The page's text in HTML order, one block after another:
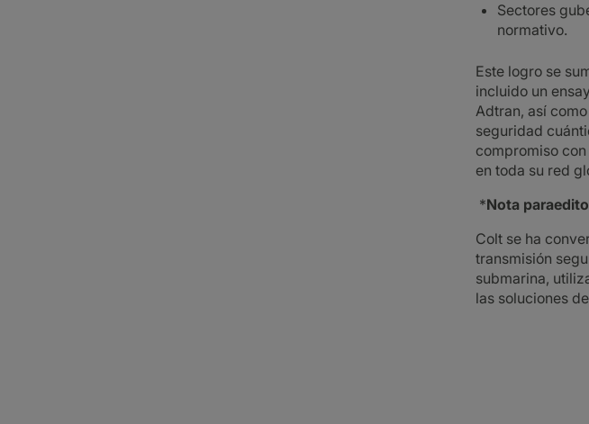
Sectores
normativo.
Este logro se
incluido un
Adtran, así
seguridad
compromiso
en toda su red
*Nota
Colt se ha
transmisión
submarina,
las soluciones